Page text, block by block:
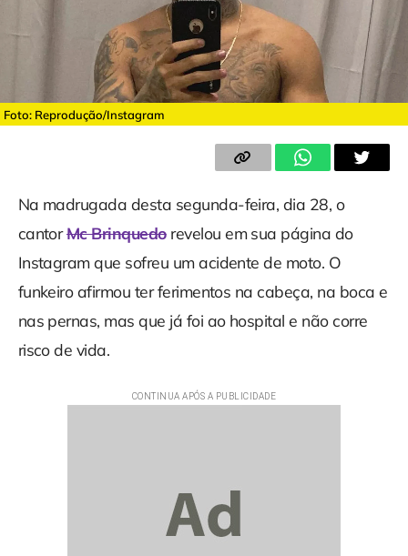
Foto: Reprodução/Instagram
Na madrugada desta segunda-feira, dia 28, o
cantorMc Brinquedorevelou em sua página do
Instagram que sofreu um acidente de moto. O
funkeiro afirmou ter ferimentos na cabeça, na boca e
nas pernas, mas que já foi ao hospital e não corre
risco de vida.